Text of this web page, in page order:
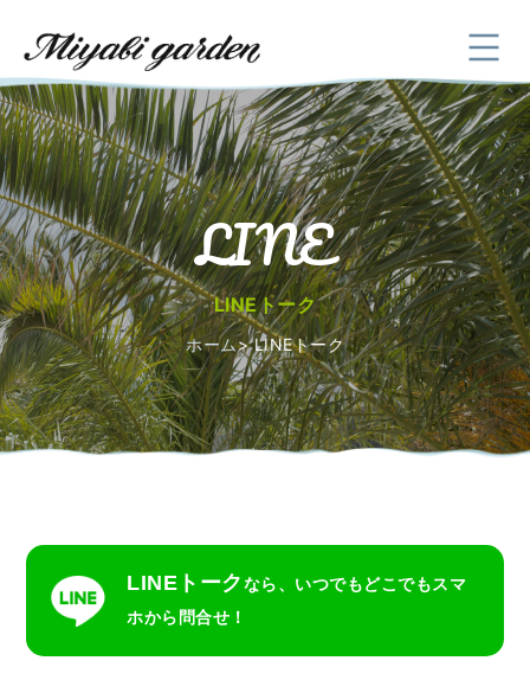
LINE
LINEトーク
ホーム LINEトーク
LINEトークなら、いつでもどこでもスマ
ホから問合せ！